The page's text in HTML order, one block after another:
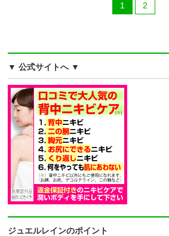
1 2
▼ 公式サイトへ ▼
ジュエルレインのポイント